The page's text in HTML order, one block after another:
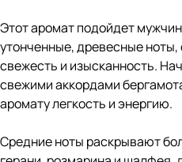
Этот аромат подойдет
утонченные, древесные
свежесть и изысканность.
свежими аккордами
аромату легкость и энергию.
Средние ноты раскрывают